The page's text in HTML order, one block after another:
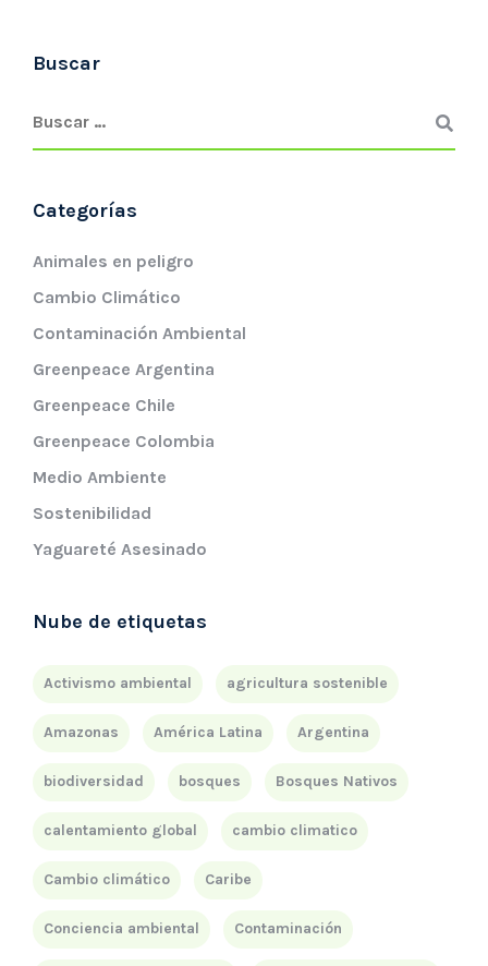
Buscar
Categorías
Animales en peligro
Cambio Climático
Contaminación Ambiental
Greenpeace Argentina
Greenpeace Chile
Greenpeace Colombia
Medio Ambiente
Sostenibilidad
Yaguareté Asesinado
Nube de etiquetas
Activismo ambiental agricultura sostenible
Amazonas América Latina Argentina
biodiversidad bosques Bosques Nativos
calentamiento global cambio climatico
Cambio climático Caribe
Conciencia ambiental Contaminación